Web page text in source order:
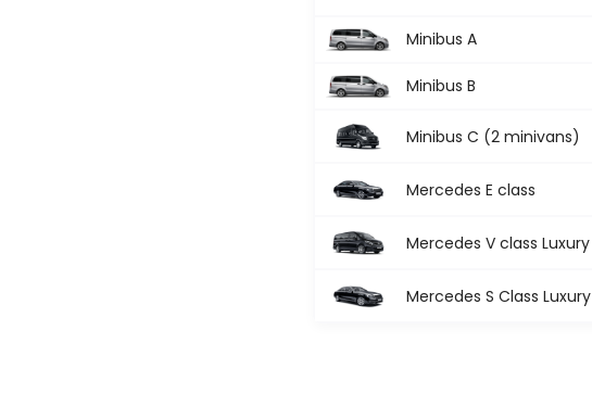
Minibus A
Minibus B
Minibus C (2 minivans)
Mercedes E class
Mercedes V class Luxury
Mercedes S Class Luxury